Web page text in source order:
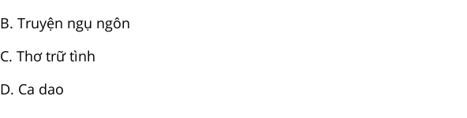
B. Truyện ngụ ngôn
C. Thơ trữ tình
D. Ca dao